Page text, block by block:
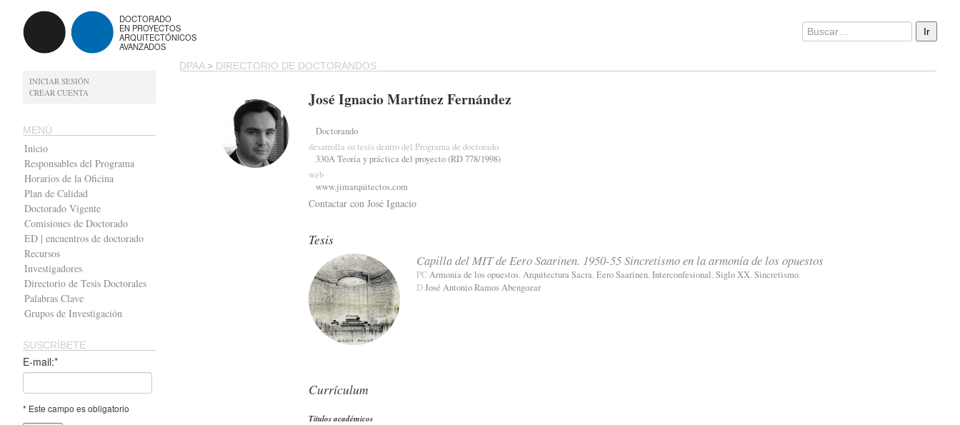
DOCTORADO
EN PROYECTOS
ARQUITECTÓNICOS
AVANZADOS
INICIAR SESIÓN
CREAR CUENTA
MENÚ
Inicio
Responsables del Programa
Horarios de la Oficina
Plan de Calidad
Doctorado Vigente
Comisiones de Doctorado
ED | encuentros de doctorado
Recursos
Investigadores
Directorio de Tesis Doctorales
Palabras Clave
Grupos de Investigación
SUSCRÍBETE
E-mail:*
* Este campo es obligatorio
DPAA> DIRECTORIO DE DOCTORANDOS
José Ignacio Martínez Fernández
Doctorando
desarrolla su tesis dentro del Programa de doctorado
330A Teoría y práctica del proyecto (RD 778/1998)
web
www.jimarquitectos.com
Contactar con José Ignacio
Tesis
Capilla del MIT de Eero Saarinen. 1950-55 Sincretismo en la armonía de los opuestos
PCArmonía de los opuestos, Arquitectura Sacra, Eero Saarinen, Interconfesional, Siglo XX, Sincretismo.
DJosé Antonio Ramos Abengozar
Currículum
Títulos académicos